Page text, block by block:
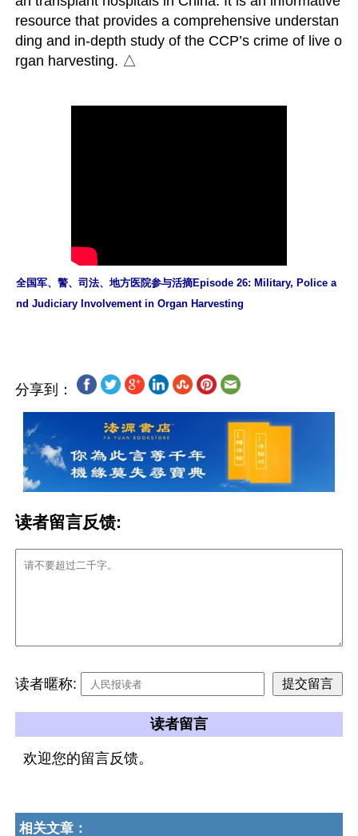
resource that provides a comprehensive understan
ding and in-depth study of the CCP’s crime of live o
全国军、警、司法、地方医院参与活摘Episode 26: Military, Police a
nd Judiciary Involvement in Organ Harvesting
分享到：
读者留言反馈:
读者暱称:
读者留言
欢迎您的留言反馈。
相关文章：